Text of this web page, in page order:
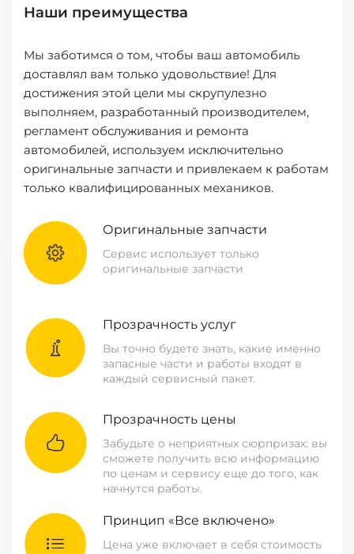
Наши преимущества
Мы заботимся о том, чтобы ваш автомобиль
доставлял вам только удовольствие! Для
достижения этой цели мы скрупулезно
выполняем, разработанный производителем,
регламент обслуживания и ремонта
автомобилей, используем исключительно
оригинальные запчасти и привлекаем к работам
только квалифицированных механиков.
Оригинальные запчасти
Сервис использует только
оригинальные запчасти
Прозрачность услуг
Вы точно будете знать, какие именно
запасные части и работы входят в
каждый сервисный пакет.
Прозрачность цены
Забудьте о неприятных сюрпризах: вы
сможете получить всю информацию
по ценам и сервису еще до того, как
начнутся работы.
Принцип «Все включено»
Цена уже включает в себя стоимость